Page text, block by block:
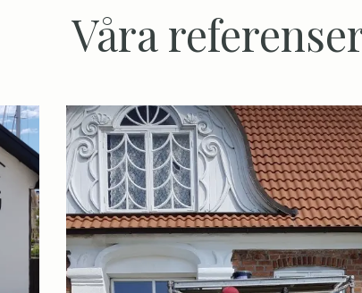
Våra